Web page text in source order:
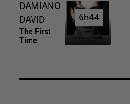
DAMIANO
DAVID
The First
Time
6h44
6h44